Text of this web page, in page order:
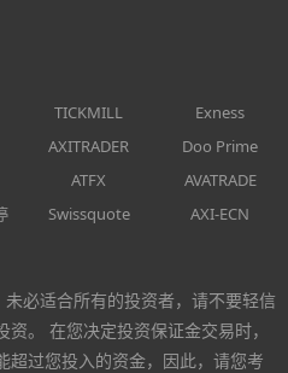
TICKMILL
Exness
AXITRADER
Doo Prime
ATFX
AVATRADE
Swissquote AXI-ECN
必适合所有的投资者，请不要轻信
。 在您决定投资保证金交易时，
超过您投入的资金，因此，请您考